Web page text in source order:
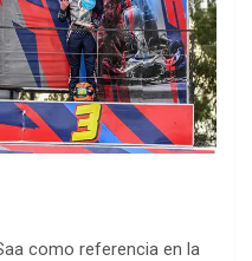
como referencia en la